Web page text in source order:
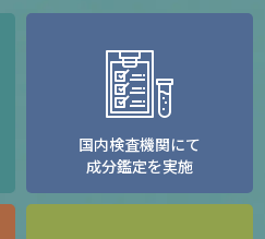
国内検査機関にて
成分鑑定を実施